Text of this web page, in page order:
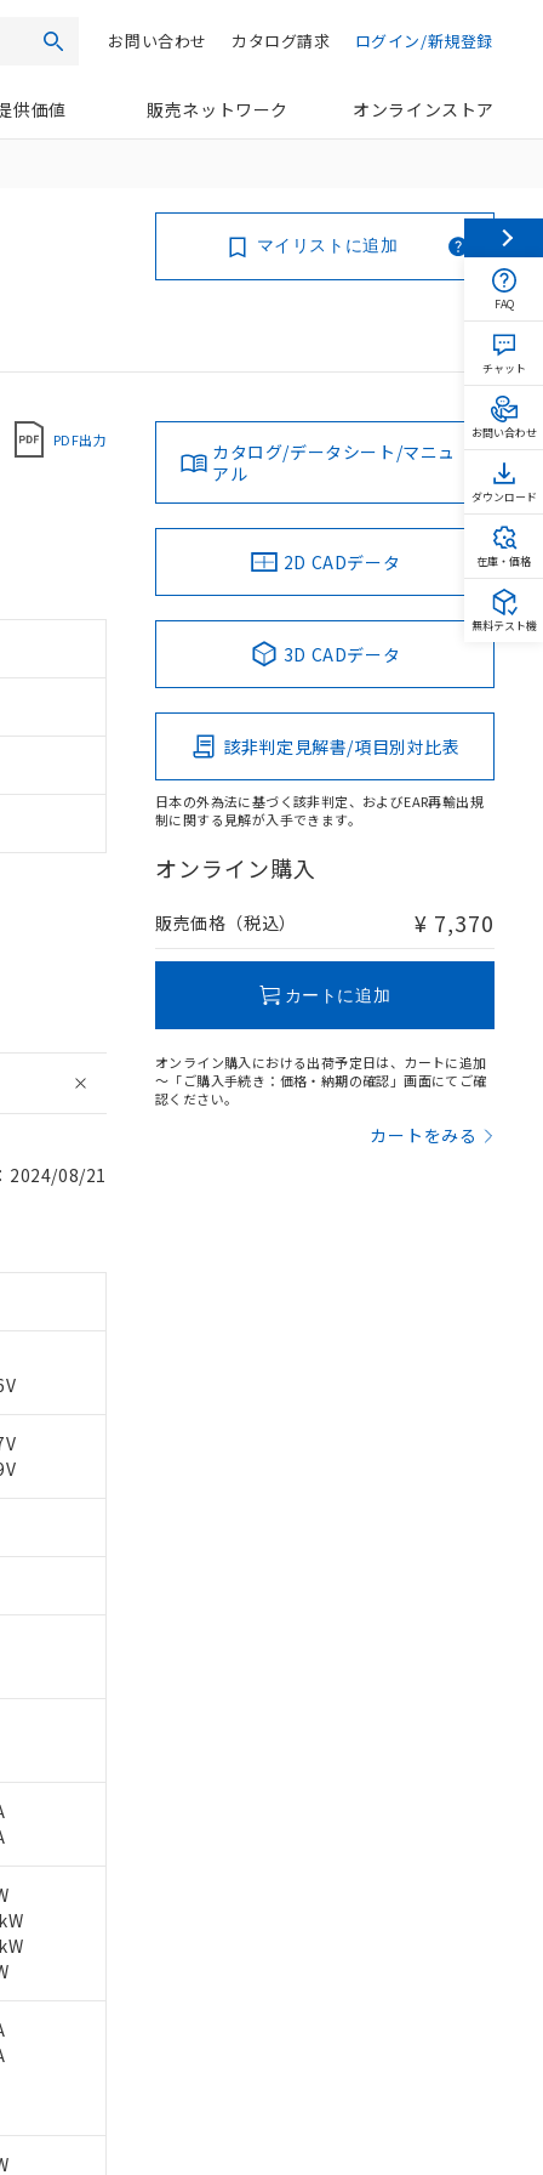
検索 ログイン/新規登録
カタログ請求
お問い合わせ
供価値 販売ネットワーク オンラインストア
マイリストに追加
PDF出力
2024/08/21
カタログ/データシート/マニュ
アル
2D CADデータ
3D CADデータ
該非判定見解書/項目別対比表
日本の外為法に基づく該非判定、およびEAR再輸出規
制に関する見解が入手できます。
オンライン購入
販売価格（税込） ¥ 7,370
カートに追加
オンライン購入における出荷予定日は、カートに追加
～「ご購入手続き：価格・納期の確認」画面にてご確
認ください。
カートをみる
FAQ
チャット
お問い合わせ
ダウンロード
在庫・価格
無料テスト機